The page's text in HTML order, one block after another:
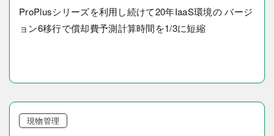
ProPlusシリーズを利用し続けて20年IaaS環境の バージ
ョン6移行で償却費予測計算時間を1/3に短縮
現物管理